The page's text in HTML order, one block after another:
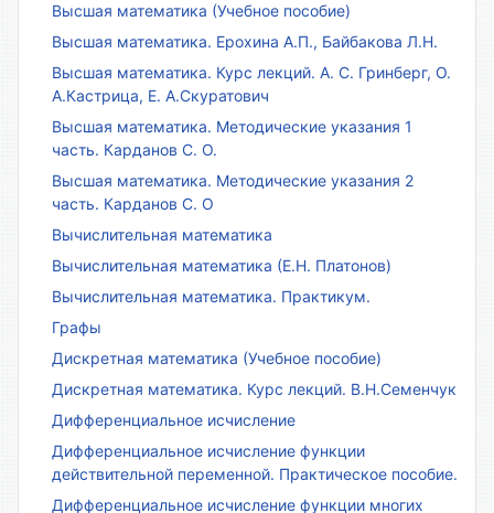
Высшая математика (Учебное пособие)
Высшая математика. Ерохина А.П., Байбакова Л.Н.
Высшая математика. Курс лекций. А. С. Гринберг, О.
А.Кастрица, Е. А.Скуратович
Высшая математика. Методические указания 1
часть. Карданов С. О.
Высшая математика. Методические указания 2
часть. Карданов С. О
Вычислительная математика
Вычислительная математика (Е.Н. Платонов)
Вычислительная математика. Практикум.
Графы
Дискретная математика (Учебное пособие)
Дискретная математика. Курс лекций. В.Н.Семенчук
Дифференциальное исчисление
Дифференциальное исчисление функции
действительной переменной. Практическое пособие.
Дифференциальное исчисление функции многих